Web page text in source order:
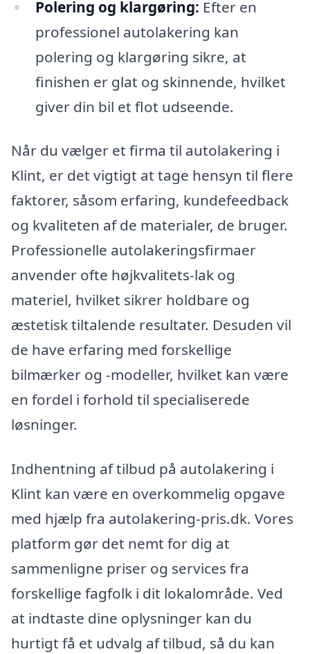
Polering og klargøring: Efter en
professionel autolakering kan
polering og klargøring sikre, at
finishen er glat og skinnende, hvilket
giver din bil et flot udseende.
Når du vælger et firma til autolakering i
Klint, er det vigtigt at tage hensyn til flere
faktorer, såsom erfaring, kundefeedback
og kvaliteten af de materialer, de bruger.
Professionelle autolakeringsfirmaer
anvender ofte højkvalitets-lak og
materiel, hvilket sikrer holdbare og
æstetisk tiltalende resultater. Desuden vil
de have erfaring med forskellige
bilmærker og -modeller, hvilket kan være
en fordel i forhold til specialiserede
løsninger.
Indhentning af tilbud på autolakering i
Klint kan være en overkommelig opgave
med hjælp fra autolakering-pris.dk. Vores
platform gør det nemt for dig at
sammenligne priser og services fra
forskellige fagfolk i dit lokalområde. Ved
at indtaste dine oplysninger kan du
hurtigt få et udvalg af tilbud, så du kan